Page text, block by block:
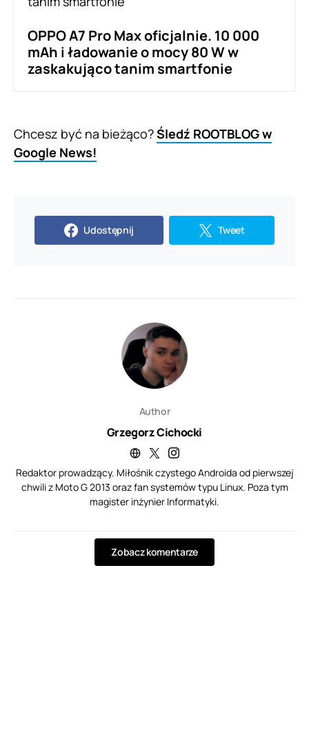
OPPO A7 Pro Max oficjalnie. 10 000
mAh i ładowanie o mocy 80 W w
zaskakująco tanim smartfonie
Chcesz być na bieżąco?Śledź ROOTBLOG w
Google News!
Udostępnij Tweet
Author
Grzegorz Cichocki
Redaktor prowadzący. Miłośnik czystego Androida od pierwszej
chwili z Moto G 2013 oraz fan systemów typu Linux. Poza tym
magister inżynier Informatyki.
Zobacz komentarze